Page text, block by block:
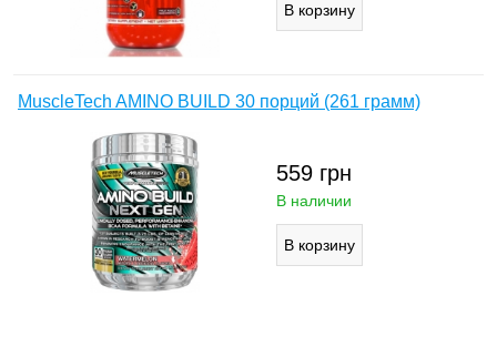
MuscleTech AMINO BUILD 30 порций (261 грамм)
559 грн
В наличии